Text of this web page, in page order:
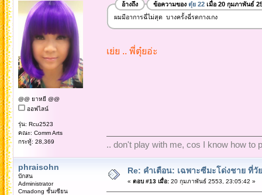
@@ ยาหยี @@
ออฟไลน์
รุ่น: Rcu2523
คณะ: Comm Arts
กระทู้: 28,369
อ้างถึง ข้อความของ ตุ๋ย 22เมื่อ 20 กุมภาพันธ์
ผมมีอาการฉี่ไม่สุด บางครั้งฉี่รดกางเกง
เย่ย .. พี่ตุ๋ยอ่ะ
.. don't play with me, cos I know how to
phraisohn
บักสน
Administrator
Cmadong ชั้นเซียน
Re: คำเตือน: เฉพาะซีมะโด่งชาย ที่
« ตอบ #13 เมื่อ:20 กุมภาพันธ์ 2553, 23:05:42 »